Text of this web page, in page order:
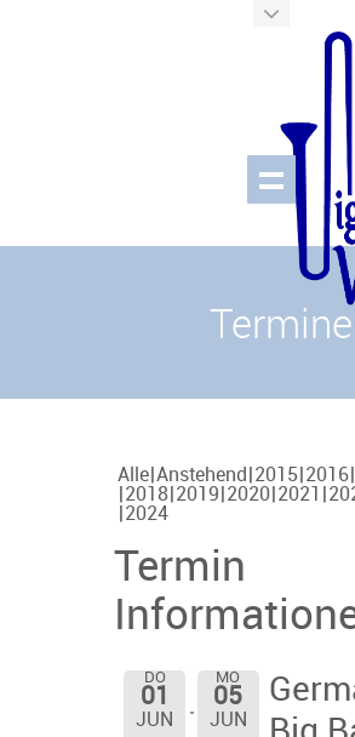
Termine
Alle Anstehend 2015 2016
2018 2019 2020 2021
2024
Termin
DO
01
JUN
MO
05
JUN